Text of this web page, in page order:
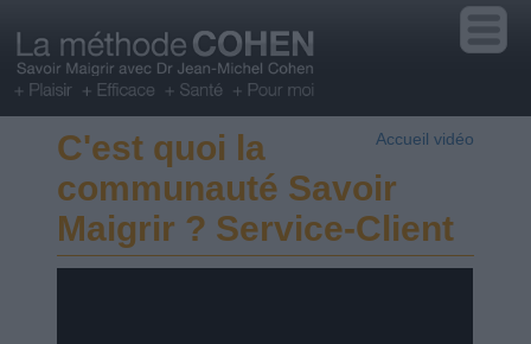
Accueil vidéo
C'est quoi la
communauté Savoir
Maigrir ? Service-Client